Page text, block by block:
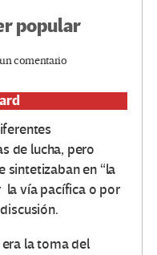
popular
comentario
de lucha, pero
sintetizaban en “la
la vía pacífica o por
la toma del